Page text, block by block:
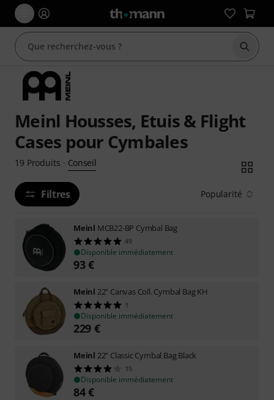
Meinl Housses, Etuis & Flight
Cases pour Cymbales
19 Produits · Conseil
Filtres Popularité
Meinl MCB22-BP Cymbal Bag
49
Disponible immédiatement
93€
Meinl 22" Canvas Coll. Cymbal Bag KH
1
Disponible immédiatement
229 €
Meinl 22” Classic Cymbal Bag Black
15
Disponible immédiatement
84€